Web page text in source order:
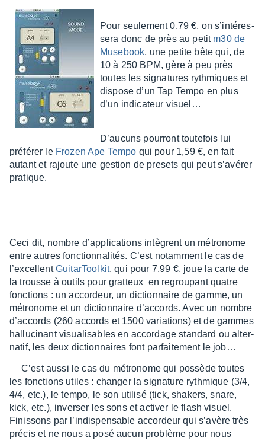
Pour seule­ment 0,79 €, on s’in­té­res­
sera donc de près au petit m30 de
Muse­book, une petite bête qui, de
10 à 250 BPM, gère à peu près
toutes les signa­tures ryth­miques et
dispose d’un Tap Tempo en plus
d’un indi­ca­teur visuel…
D’au­cuns pour­ront toute­fois lui
préfé­rer le Frozen Ape Tempo qui pour 1,59 €, en fait
autant et rajoute une gestion de presets qui peut s’avé­rer
pratique.
Ceci dit, nombre d’ap­pli­ca­tions intègrent un métro­nome
entre autres fonc­tion­na­li­tés. C’est notam­ment le cas de
l’ex­cellentGuitar­Tool­kit, qui pour 7,99 €, joue la carte de
la trousse à outils pour grat­teux en regrou­pant quatre
fonc­tions : un accor­deur, un diction­naire de gamme, un
métro­nome et un diction­naire d’ac­cords. Avec un nombre
d’ac­cords (260 accords et 1500 varia­tions) et de gammes
hallu­ci­nant visua­li­sables en accor­dage stan­dard ou alter­
na­tif, les deux diction­naires font parfai­te­ment le job…
C’est aussi le cas du métro­nome qui possède toutes
les fonc­tions utiles : chan­ger la signa­ture ryth­mique (3/4,
4/4, etc.), le tempo, le son utilisé (tick, shakers, snare,
kick, etc.), inver­ser les sons et acti­ver le flash visuel.
Finis­sons par l’in­dis­pen­sable accor­deur qui s’avère très
précis et ne nous a posé aucun problème pour nous